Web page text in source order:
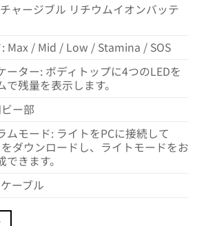
ャージブル リチウムイオンバッテ
Max / Mid / Low / Stamina / SOS
ーター: ボディトップに4つのLEDを
残量を表示します。
ー部
ムモード: ライトをPCに接続して
ダウンロードし、ライトモードをお
きます。
ーブル